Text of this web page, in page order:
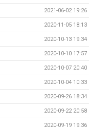
2021-06-02 19:26
2020-11-05 18:13
2020-10-13 19:34
2020-10-10 17:57
2020-10-07 20:40
2020-10-04 10:33
2020-09-26 18:34
2020-09-22 20:58
2020-09-19 19:36